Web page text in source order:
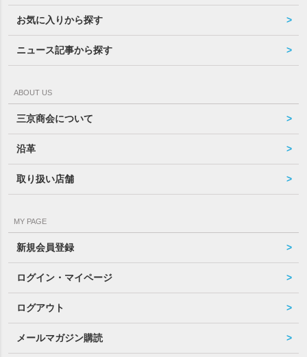
お気に入りから探す
ニュース記事から探す
ABOUT US
三京商会について
沿革
取り扱い店舗
MY PAGE
新規会員登録
ログイン・マイページ
ログアウト
メールマガジン購読